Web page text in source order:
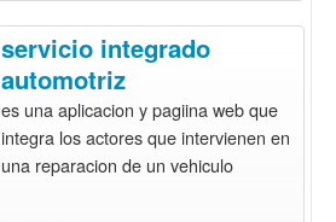
servicio integrado
automotriz
es una aplicacion y pagiina web que
integra los actores que intervienen en
una reparacion de un vehiculo